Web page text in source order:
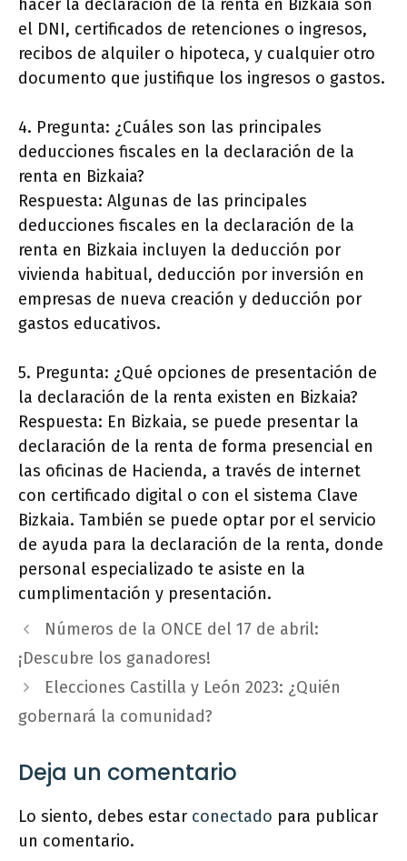
hacer la declaración de la renta en Bizkaia son
el DNI, certificados de retenciones o ingresos,
recibos de alquiler o hipoteca, y cualquier otro
documento que justifique los ingresos o gastos.
4. Pregunta: ¿Cuáles son las principales
deducciones fiscales en la declaración de la
renta en Bizkaia?
Respuesta: Algunas de las principales
deducciones fiscales en la declaración de la
renta en Bizkaia incluyen la deducción por
vivienda habitual, deducción por inversión en
empresas de nueva creación y deducción por
gastos educativos.
5. Pregunta: ¿Qué opciones de presentación de
la declaración de la renta existen en Bizkaia?
Respuesta: En Bizkaia, se puede presentar la
declaración de la renta de forma presencial en
las oficinas de Hacienda, a través de internet
con certificado digital o con el sistema Clave
Bizkaia. También se puede optar por el servicio
de ayuda para la declaración de la renta, donde
personal especializado te asiste en la
cumplimentación y presentación.
Números de la ONCE del 17 de abril:
¡Descubre los ganadores!
Elecciones Castilla y León 2023: ¿Quién
gobernará la comunidad?
Deja un comentario
Lo siento, debes estar conectado para publicar
un comentario.